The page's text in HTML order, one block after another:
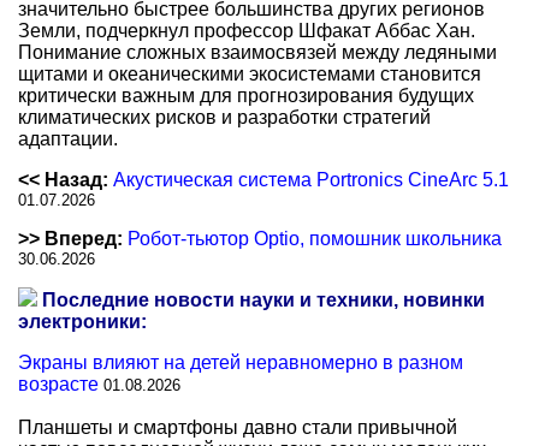
значительно быстрее большинства других регионов
Земли, подчеркнул профессор Шфакат Аббас Хан.
Понимание сложных взаимосвязей между ледяными
щитами и океаническими экосистемами становится
критически важным для прогнозирования будущих
климатических рисков и разработки стратегий
адаптации.
<< Назад: Акустическая система Portronics CineArc 5.1
01.07.2026
>> Вперед: Робот-тьютор Optio, помошник школьника
30.06.2026
Последние новости науки и техники, новинки
электроники:
Экраны влияют на детей неравномерно в разном
возрасте 01.08.2026
Планшеты и смартфоны давно стали привычной